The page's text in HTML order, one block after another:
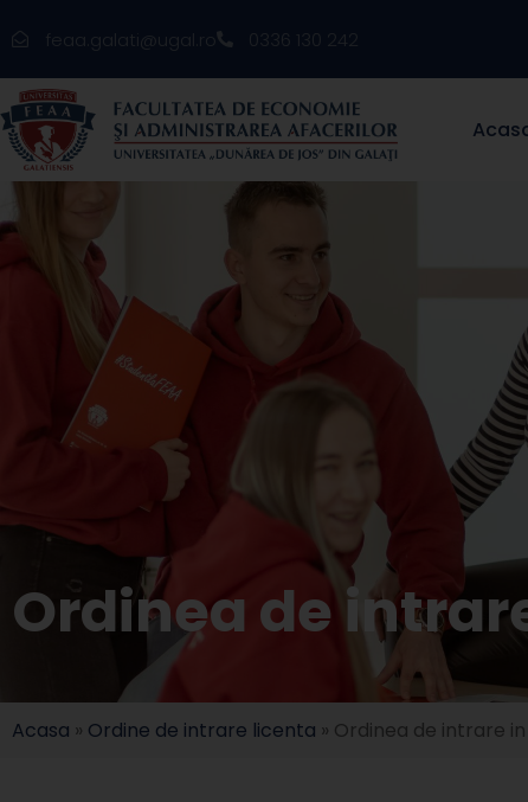
feaa.galati@ugal.ro 0336 130 242
Ordinea de
Acasa » Ordine de intrare licenta » Ordinea de intrare